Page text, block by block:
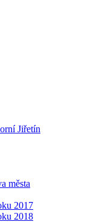
Jiřetín
města
2017
2018